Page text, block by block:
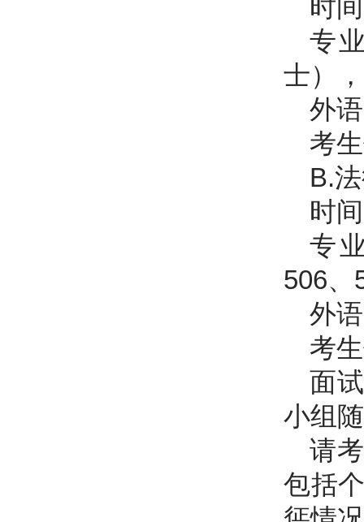
时
专
士），
外
考
B.
时
专
506、
外
考
面
小组
请
包括